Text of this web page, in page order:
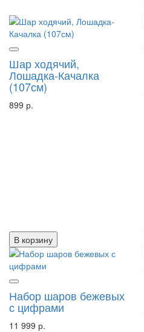
Шар ходячий,
Лошадка-Качалка
(107см)
899 р.
В корзину
Набор шаров бежевых
с цифрами
11 999 р.